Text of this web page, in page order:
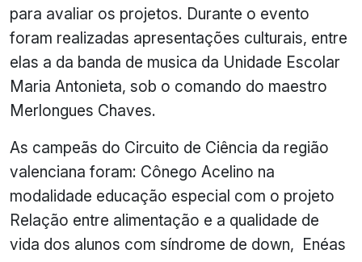
para avaliar os projetos. Durante o evento
foram realizadas apresentações culturais, entre
elas a da banda de musica da Unidade Escolar
Maria Antonieta, sob o comando do maestro
Merlongues Chaves.
As campeãs do Circuito de Ciência da região
valenciana foram: Cônego Acelino na
modalidade educação especial com o projeto
Relação entre alimentação e a qualidade de
vida dos alunos com síndrome de down, Enéas